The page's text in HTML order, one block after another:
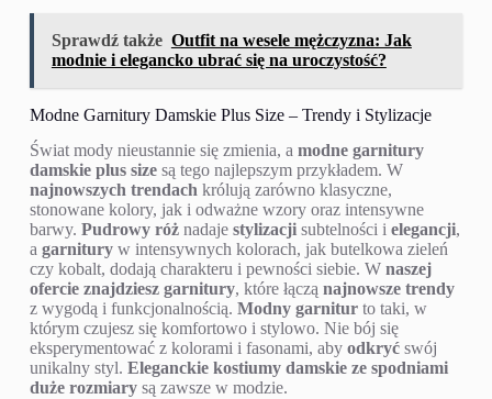
Sprawdź także Outfit na wesele mężczyzna: Jak
modnie i elegancko ubrać się na uroczystość?
Modne Garnitury Damskie Plus Size – Trendy i Stylizacje
Świat mody nieustannie się zmienia, a modne garnitury
damskie plus sizesą tego najlepszym przykładem. W
najnowszych trendach królują zarówno klasyczne,
stonowane kolory, jak i odważne wzory oraz intensywne
barwy. Pudrowy różnadaje stylizacjisubtelności i elegancji,
a garnituryw intensywnych kolorach, jak butelkowa zieleń
czy kobalt, dodają charakteru i pewności siebie. W naszej
ofercie znajdziesz garnitury, które łączą najnowsze trendy
z wygodą i funkcjonalnością. Modny garniturto taki, w
którym czujesz się komfortowo i stylowo. Nie bój się
eksperymentować z kolorami i fasonami, aby odkryćswój
unikalny styl. Eleganckie kostiumy damskie ze spodniami
duże rozmiarysą zawsze w modzie.